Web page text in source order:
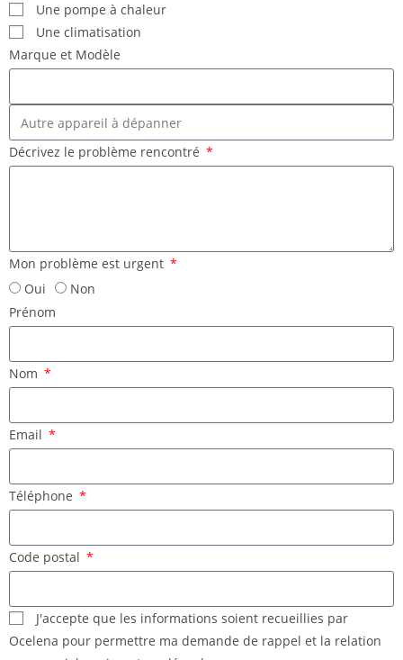
Une pompe à chaleur
Une climatisation
Marque et Modèle
Décrivez le problème rencontré
Mon problème est urgent
Oui
Non
Prénom
Nom
Email
Téléphone
Code postal
J'accepte que les informations soient recueillies par
Ocelena pour permettre ma demande de rappel et la relation